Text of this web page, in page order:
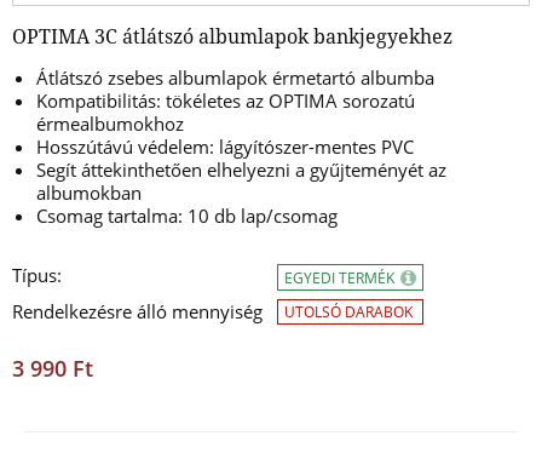
OPTIMA 3C átlátszó albumlapok bankjegyekhez
Átlátszó zsebes albumlapok érmetartó albumba
Kompatibilitás: tökéletes az OPTIMA sorozatú
érmealbumokhoz
Hosszútávú védelem: lágyítószer-mentes PVC
Segít áttekinthetően elhelyezni a gyűjteményét az
albumokban
Csomag tartalma: 10 db lap/csomag
Típus:
Rendelkezésre álló mennyiség
EGYEDI TERMÉK
UTOLSÓ DARABOK
3 990 Ft